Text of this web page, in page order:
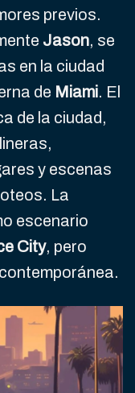
previos.
Jason, se
en la ciudad
de Miami. El
de la ciudad,
y escenas
La
escenario
City, pero